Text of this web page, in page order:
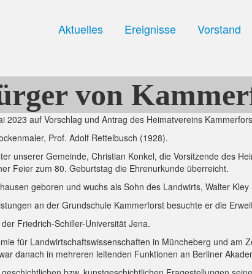
Aktuelles Ereignisse Vorstand
von
2023 auf Vorschlag und Antrag des Heimatvereins
Prof. Adolf Rettelbusch (1928).
unserer Gemeinde, Christian Konkel, die Vorsitzende des
Feier zum 80. Geburtstag die Ehrenurkunde überreicht.
geboren und wuchs als Sohn des Landwirts, Walter
an der Grundschule Kammerforst besuchte er die
Friedrich-Schiller-Universität Jena.
für Landwirtschaftswissenschaften in Müncheberg und am
danach in mehreren leitenden Funktionen an Berliner